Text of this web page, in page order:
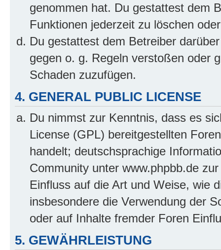
genommen hat. Du gestattest dem
Funktionen jederzeit zu löschen
Du gestattest dem Betreiber
gegen o. g. Regeln verstoßen oder
Schaden zuzufügen.
4. GENERAL PUBLIC LICENSE
Du nimmst zur Kenntnis, dass es
License (GPL) bereitgestellten
handelt; deutschsprachige
Community unter www.phpbb.de
Einfluss auf die Art und Weise, wie
insbesondere die Verwendung der
oder auf Inhalte fremder Foren
5. GEWÄHRLEISTUNG